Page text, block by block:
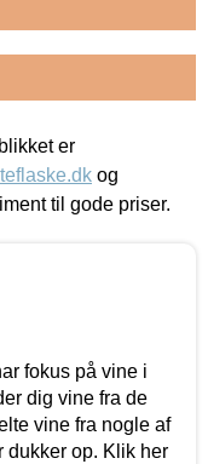
er
og
til gode priser.
fokus på vine i
dig vine fra de
vine fra nogle af
dukker op. Klik her